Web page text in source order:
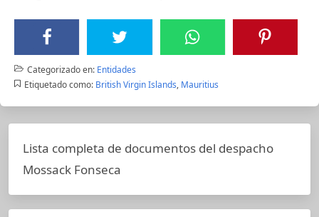
Categorizado en: Entidades
Etiquetado como: British Virgin Islands, Mauritius
Lista completa de documentos del despacho
Mossack Fonseca